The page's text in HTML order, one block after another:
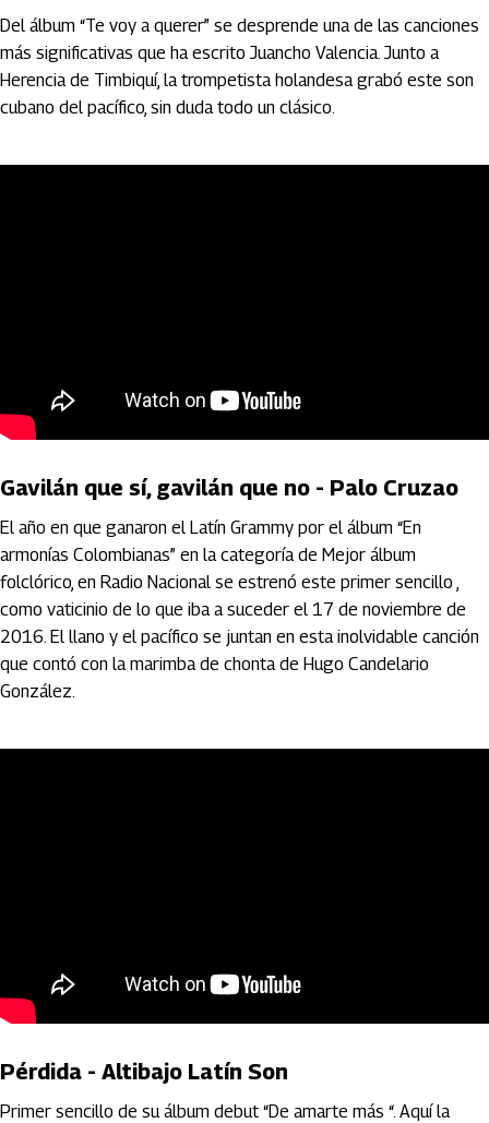
Del álbum “Te voy a querer” se desprende una de las canciones
más significativas que ha escrito Juancho Valencia. Junto a
Herencia de Timbiquí, la trompetista holandesa grabó este son
cubano del pacífico, sin duda todo un clásico.
Gavilán que sí, gavilán que no - Palo Cruzao
El año en que ganaron el Latín Grammy por el álbum “En
armonías Colombianas” en la categoría de Mejor álbum
folclórico, en Radio Nacional se estrenó este primer sencillo ,
como vaticinio de lo que iba a suceder el 17 de noviembre de
2016. El llano y el pacífico se juntan en esta inolvidable canción
que contó con la marimba de chonta de Hugo Candelario
González.
Pérdida - Altibajo Latín Son
Primer sencillo de su álbum debut “De amarte más “. Aquí la